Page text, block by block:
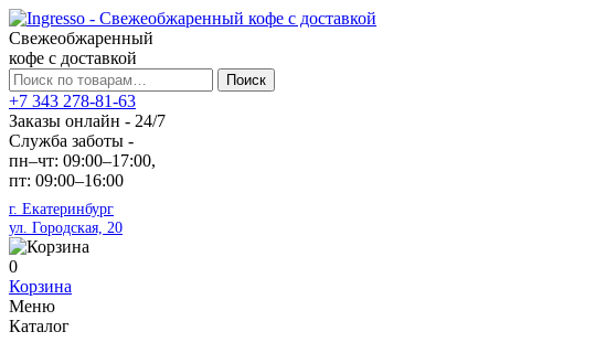
Свежеобжаренный
кофе с доставкой
Искать:
Поиск
+7 343 278-81-63
Заказы онлайн - 24/7
Служба заботы -
пн–чт: 09:00–17:00,
пт: 09:00–16:00
г. Екатеринбург
ул. Городская, 20
0
Корзина
Меню
Каталог